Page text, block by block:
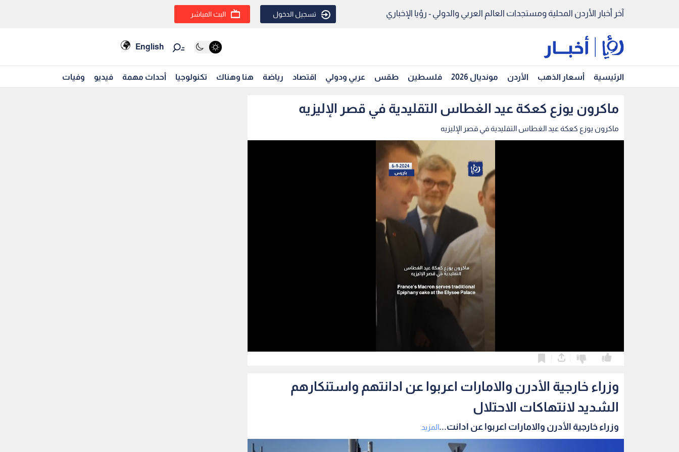
آخر أخبار الأردن المحلية ومستجدات العالم العربي والدولي - رؤيا الإخباري تسجيل الدخول البث المباشر
English
الرئيسية أسعار الذهب الأردن مونديال 2026 فلسطين طقس عربي ودولي اقتصاد رياضة هنا وهناك تكنولوجيا أحداث مهمة فيديو وفيات
ماكرون يوزع كعكة عيد الغطاس التقليدية في قصر الإليزيه
ماكرون يوزع كعكة عيد الغطاس التقليدية في قصر الإليزيه
وزراء خارجية الأدرن والامارات اعربوا عن ادانتهم واستنكارهم
الشديد لانتهاكات الاحتلال
وزراء خارجية الأدرن والامارات اعربوا عن ادانت...المزيد